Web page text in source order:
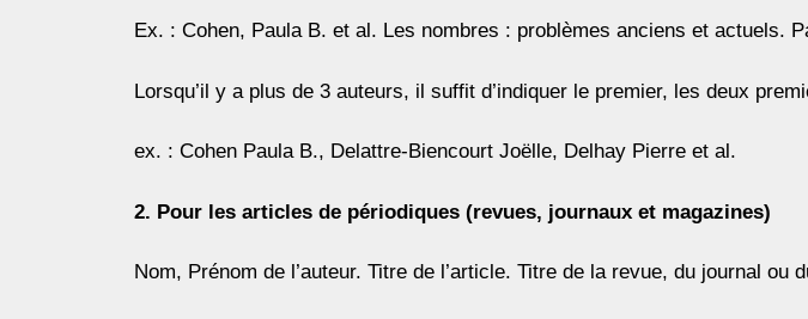
Ex. : Cohen, Paula B. et al. Les nombres : problèmes anciens et actuels.
Lorsqu’il y a plus de 3 auteurs, il suffit d’indiquer le premier, les deux
ex. : Cohen Paula B., Delattre-Biencourt Joëlle, Delhay Pierre et al.
2. Pour les articles de périodiques (revues, journaux et magazines)
Nom, Prénom de l’auteur. Titre de l’article. Titre de la revue, du journal ou